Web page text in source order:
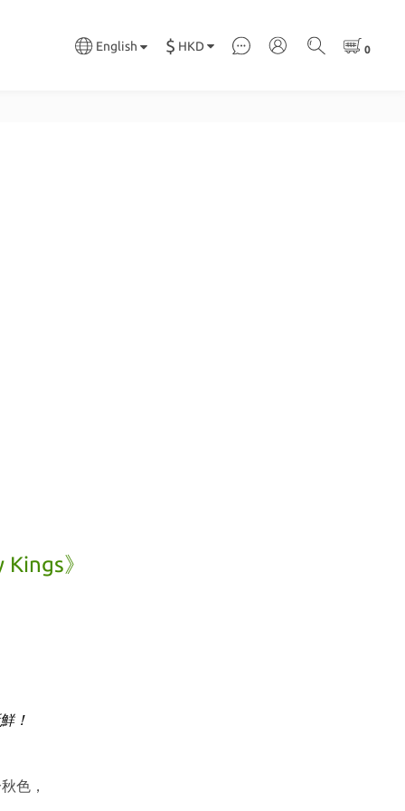
English $ HKD
》
！
色，